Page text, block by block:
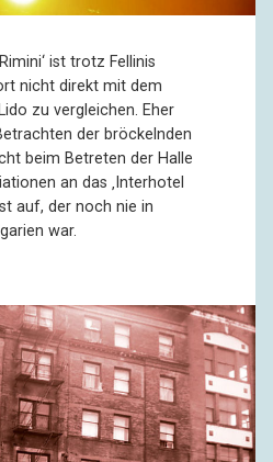
ist trotz Fellinis
nicht direkt mit dem
zu vergleichen. Eher
der bröckelnden
beim Betreten der Halle
an das ‚Interhotel
auf, der noch nie in
war.